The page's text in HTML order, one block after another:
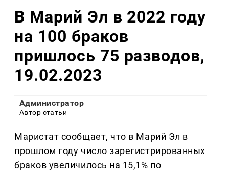
В Марий Эл в 2022 году
на 100 браков
пришлось 75 разводов,
19.02.2023
Администратор
Автор статьи
Маристат сообщает, что в Марий Эл в
прошлом году число зарегистрированных
браков увеличилось на 15,1% по